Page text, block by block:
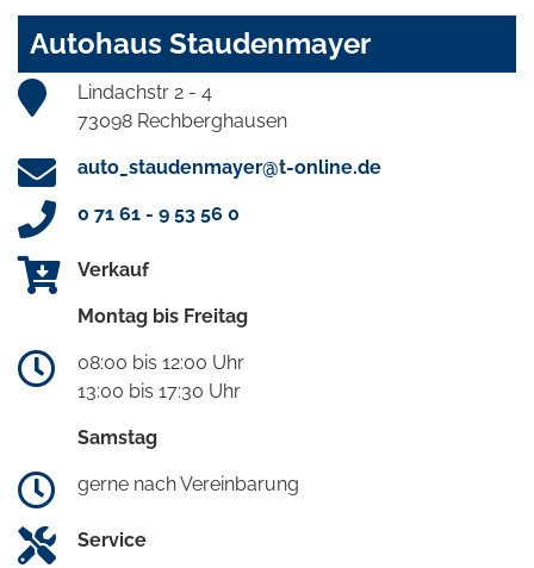
Autohaus Staudenmayer
Lindachstr 2 - 4
73098 Rechberghausen
auto_staudenmayer@t-online.de
0 71 61 - 9 53 56 0
Verkauf
Montag bis Freitag
08:00 bis 12:00 Uhr
13:00 bis 17:30 Uhr
Samstag
gerne nach Vereinbarung
Service